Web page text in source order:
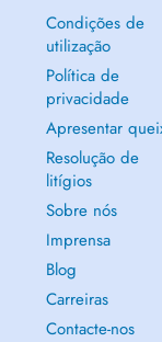
Condições de
utilização
Política de
privacidade
Apresentar
Resolução de
litígios
Sobre nós
Imprensa
Blog
Carreiras
Contacte-nos